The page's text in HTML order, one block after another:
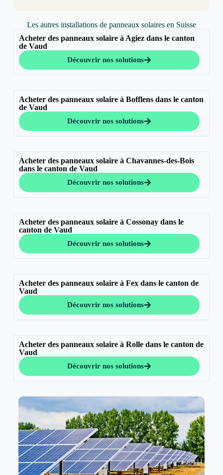
Les autres installations de panneaux solaires en Suisse
Acheter des panneaux solaire à Agiez dans le canton
de Vaud
Découvrir nos solutions
Acheter des panneaux solaire à Bofflens dans le canton
de Vaud
Découvrir nos solutions
Acheter des panneaux solaire à Chavannes-des-Bois
dans le canton de Vaud
Découvrir nos solutions
Acheter des panneaux solaire à Cossonay dans le
canton de Vaud
Découvrir nos solutions
Acheter des panneaux solaire à Fex dans le canton de
Vaud
Découvrir nos solutions
Acheter des panneaux solaire à Rolle dans le canton de
Vaud
Découvrir nos solutions